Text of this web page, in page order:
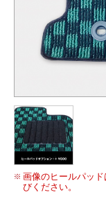
画像のヒールパッ
びください。